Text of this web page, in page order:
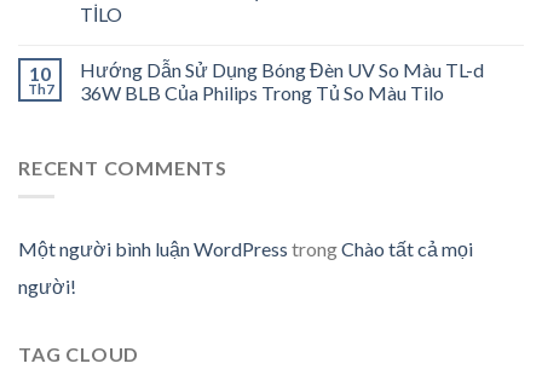
TİLO
10
Th7
Hướng Dẫn Sử Dụng Bóng Đèn UV So Màu TL-d
36W BLB Của Philips Trong Tủ So Màu Tilo
RECENT COMMENTS
Một người bình luận WordPress trongChào tất cả mọi
người!
TAG CLOUD